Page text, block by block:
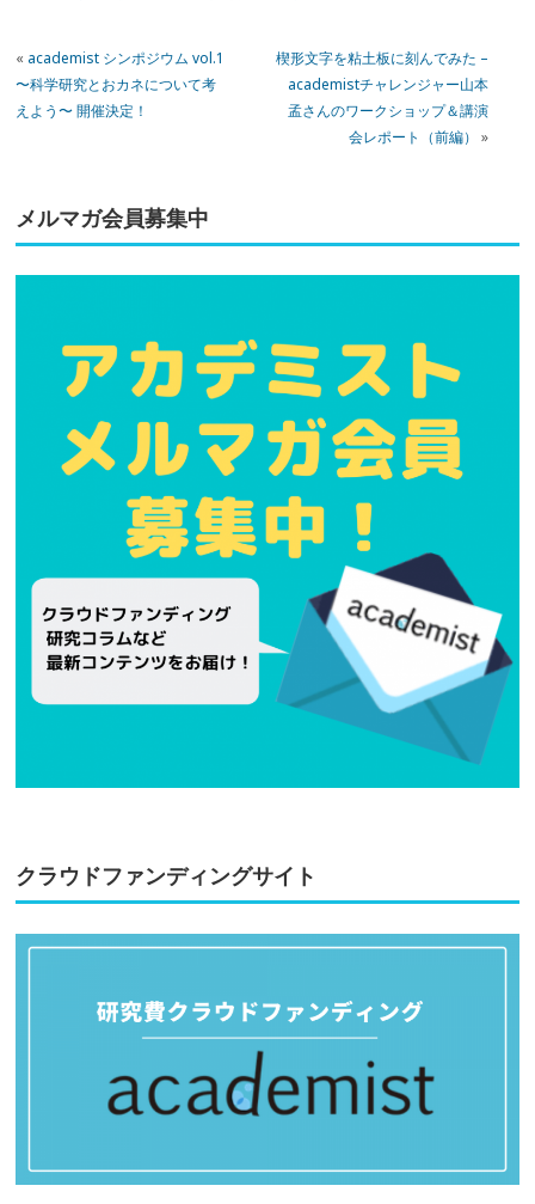
« academist シンポジウム vol.1
〜科学研究とおカネについて考
えよう〜 開催決定！
楔形文字を粘土板に刻んでみた –
academistチャレンジャー山本
孟さんのワークショップ＆講演
会レポート（前編） »
メルマガ会員募集中
クラウドファンディングサイト